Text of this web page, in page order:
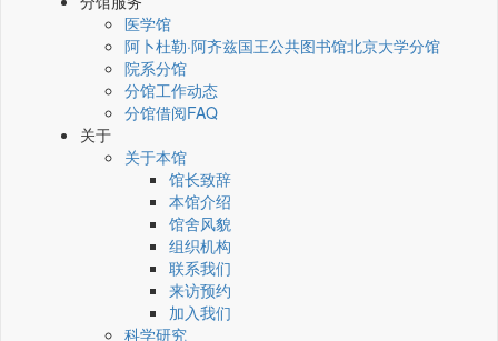
医学馆
阿卜杜勒·阿齐兹国王公共图书馆北京大学分馆
院系分馆
分馆工作动态
分馆借阅FAQ
关于
关于本馆
馆长致辞
本馆介绍
馆舍风貌
组织机构
联系我们
来访预约
加入我们
科学研究